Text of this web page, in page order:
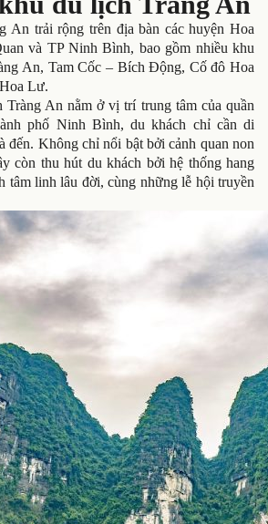
An trải rộng trên địa bàn các huyện Hoa
và TP Ninh Bình, bao gồm nhiều khu
An, Tam Cốc – Bích Động, Cố đô Hoa
Lư.
An nằm ở vị trí trung tâm của quần
phố Ninh Bình, du khách chỉ cần di
đến. Không chỉ nổi bật bởi cảnh quan non
còn thu hút du khách bởi hệ thống hang
tâm linh lâu đời, cùng những lễ hội truyền